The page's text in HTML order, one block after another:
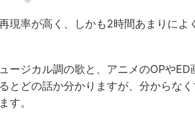
現率が高く、しかも2時間あまりによ
ージカル調の歌と、アニメのOPやED
とどの話か分かりますが、分からな
す。